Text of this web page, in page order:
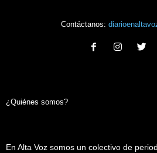
Contáctanos:
¿Quiénes somos?
En Alta Voz somos un colectivo de